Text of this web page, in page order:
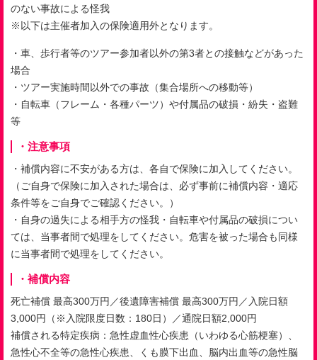
のない事故による怪我
※以下は主催者加入の保険適用外となります。
・車、歩行者等のツアー参加者以外の第3者との接触などがあった
場合
・ツアー実施時間以外での事故（集合場所への移動等）
・自転車（フレーム・各種パーツ）や付属品の破損・紛失・盗難
等
・注意事項
・補償内容に不安がある方は、各自で保険に加入してください。
（ご自身で保険に加入された場合は、必ず事前に補償内容・適応
条件等をご自身でご確認ください。）
・自身の過失による相手方の怪我・自転車や付属品の破損につい
ては、当事者間で処理をしてください。危害を被った場合も同様
に当事者間で処理をしてください。
・補償内容
死亡補償 最高300万円／後遺障害補償 最高300万円／入院日額
3,000円（ ※ 入院限度日数： 180日）／通院日額2,000円
補償される特定疾病：急性虚血性心疾患（いわゆる心筋梗塞）、
急性心不全等の急性心疾患、くも膜下出血、脳内出血等の急性脳